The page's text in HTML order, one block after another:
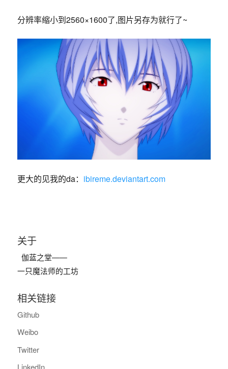
分辨率缩小到2560×1600了,图片另存为就行了~
更大的见我的da： ibireme.deviantart.com
关于
伽蓝之堂——
一只魔法师的工坊
相关链接
Github
Weibo
Twitter
LinkedIn